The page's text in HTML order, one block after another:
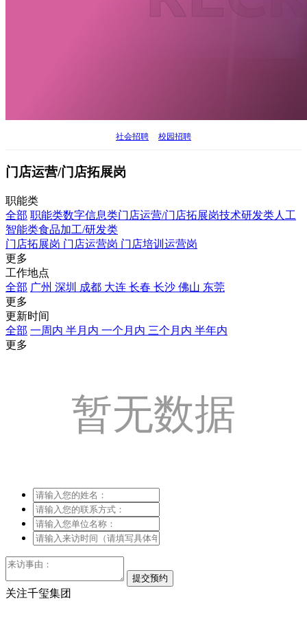
社会招聘 校园招聘
门店运营/门店拓展岗
职能类
全部 职能类数字信息类门店运营/门店拓展岗技术研发类人工
智能类食品加工/研发类
门店拓展岗 门店运营岗 门店培训运营岗
更多
工作地点
全部 广州 深圳 成都 大连 长春 长沙 佛山 东莞
更多
更新时间
全部 一周内 半月内 一个月内 三个月内 半年内
更多
暂无数据
关注千玺集团